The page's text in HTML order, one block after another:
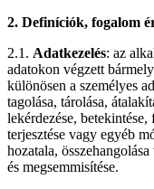
2. Definíciók, fogalom
2.1. Adatkezelés: az
adatokon végzett
különösen a személyes
tagolása, tárolása,
lekérdezése, betekintése,
terjesztése vagy egyéb
hozatala,
és megsemmisítése.